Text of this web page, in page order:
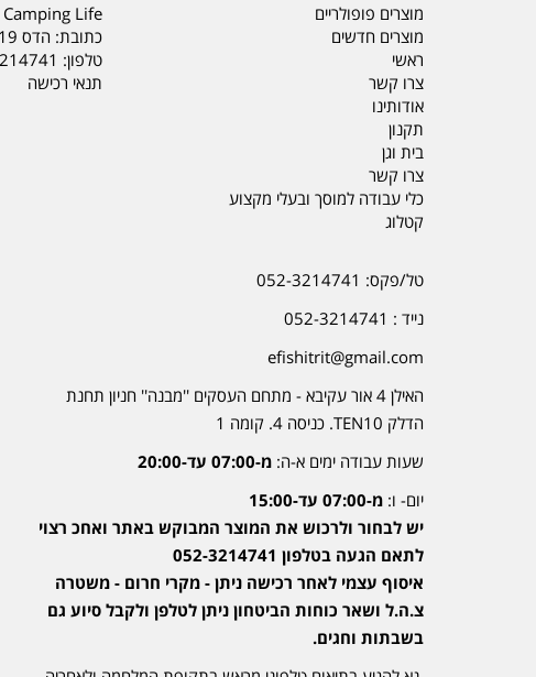
מוצרים פופולריים
מוצרים חדשים
ראשי
צרו קשר
אודותינו
תקנון
בית וגן
צרו קשר
כלי עבודה למוסך ובעלי מקצוע
קטלוג
Camping Life
כתובת: הדס 19 אור עקיבא
טלפון:
תנאי רכישה
טל/פקס: 052-3214741
נייד : 052-3214741
efishitrit@gmail.com
האילן 4 אור עקיבא - מתחם העסקים ''מבנה'' חניון תחנת
הדלק TEN10. כניסה 4. קומה 1
שעות עבודה ימים א-ה: מ-07:00 עד-20:00
יום- ו: מ-07:00 עד-15:00
יש לבחור ולרכוש את המוצר המבוקש באתר ואחכ רצוי
לתאם הגעה בטלפון 052-3214741
איסוף עצמי לאחר רכישה ניתן - מקרי חרום - משטרה
צ.ה.ל ושאר כוחות הביטחון ניתן לטלפן ולקבל סיוע גם
בשבתות וחגים.